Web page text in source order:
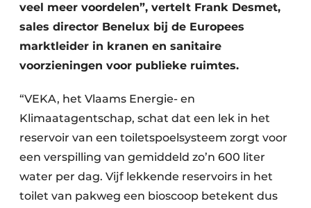
veel meer voordelen”, vertelt Frank Desmet,
sales director Benelux bij de Europees
marktleider in kranen en sanitaire
voorzieningen voor publieke ruimtes.
“VEKA, het Vlaams Energie- en
Klimaatagentschap, schat dat een lek in het
reservoir van een toiletspoelsysteem zorgt voor
een verspilling van gemiddeld zo’n 600 liter
water per dag. Vijf lekkende reservoirs in het
toilet van pakweg een bioscoop betekent dus